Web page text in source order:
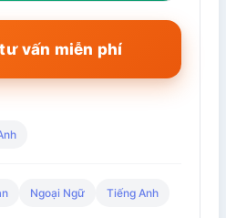
vấn miễn phí
Ngoại Ngữ Tiếng Anh